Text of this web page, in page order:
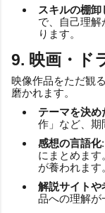
スキルの棚卸
で、自己理
ります。
9. 映画・ド
映像作品をただ観
磨かれます。
テーマを決め
作」など、期
感想の言語化
にまとめま
が養われます
解説サイトや
品への理解が